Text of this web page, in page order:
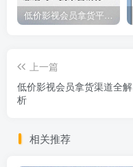
低价影视会员拿货平台，数字权益卡券优质服务商
上一篇
低价影视会员拿货渠道全解
析
相关推荐